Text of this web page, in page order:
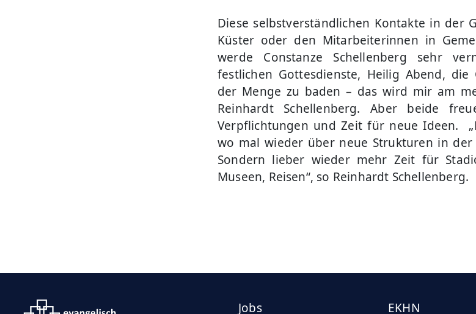
Diese selbstverständlichen Kontakte in der
Küster oder den Mitarbeiterinnen in
werde Constanze Schellenberg sehr
festlichen Gottesdienste, Heilig Abend, die
der Menge zu baden – das wird mir am
Reinhardt Schellenberg. Aber beide
Verpflichtungen und Zeit für neue Ideen.
wo mal wieder über neue Strukturen in
Sondern lieber wieder mehr Zeit für
Museen, Reisen“, so Reinhardt Schellenberg.
Jobs EKHN